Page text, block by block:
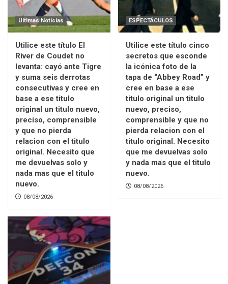
Ultimas Noticias
Utilice este título El
River de Coudet no
levanta: cayó ante Tigre
y suma seis derrotas
consecutivas y cree en
base a ese titulo
original un titulo nuevo,
preciso, comprensible
y que no pierda
relacion con el titulo
original. Necesito que
me devuelvas solo y
nada mas que el titulo
nuevo.
08/08/2026
ESPECTÁCULOS
Utilice este título cinco
secretos que esconde
la icónica foto de la
tapa de “Abbey Road” y
cree en base a ese
titulo original un titulo
nuevo, preciso,
comprensible y que no
pierda relacion con el
titulo original. Necesito
que me devuelvas solo
y nada mas que el titulo
nuevo.
08/08/2026